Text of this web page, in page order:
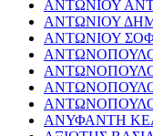
ΑΝΤΩΝΙΟΥ
ΑΝΤΩΝΙΟΥ
ΑΝΤΩΝΙΟΥ
ΑΝΥΦΑΝΤΗ